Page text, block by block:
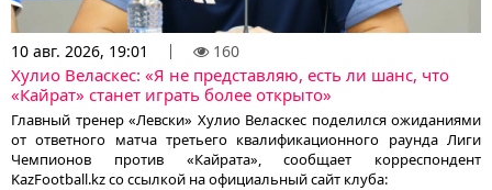
10 авг. 2026, 19:01 160
Хулио Веласкес: «Я не представляю, есть ли шанс, что
«Кайрат» станет играть более открыто»
Главный тренер «Левски» Хулио Веласкес поделился ожиданиями
от ответного матча третьего квалификационного раунда Лиги
Чемпионов против «Кайрата», сообщает корреспондент
KazFootball.kz со ссылкой на официальный сайт клуба: